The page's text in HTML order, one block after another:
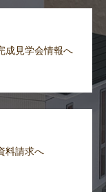
成見学会情報へ
料請求へ